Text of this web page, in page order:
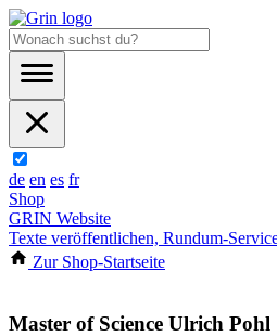
de en es fr
Shop
GRIN Website
Texte veröffentlichen, Rundum-
Zur Shop-Startseite
Master of Science Ulrich Pohl